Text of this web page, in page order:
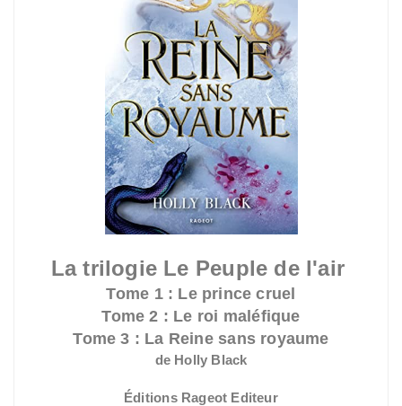
La trilogie Le Peuple de l'air
Tome 1 : Le prince cruel
Tome 2 : Le roi maléfique
Tome 3 : La Reine sans royaume
de Holly Black
Éditions Rageot Editeur